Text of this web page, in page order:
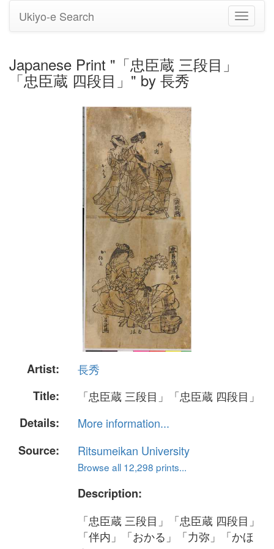
Toggle
Ukiyo-e Search
Japanese Print "「忠臣蔵 三段目」
「忠臣蔵 四段目」" by 長秀
Artist:
長秀
Title:
「忠臣蔵 三段目」「忠臣蔵 四段目」
Details:
More information...
Source:
Ritsumeikan University
Browse all 12,298 prints...
Description:
「忠臣蔵 三段目」「忠臣蔵 四段目」
「伴内」「おかる」「力弥」「かほ